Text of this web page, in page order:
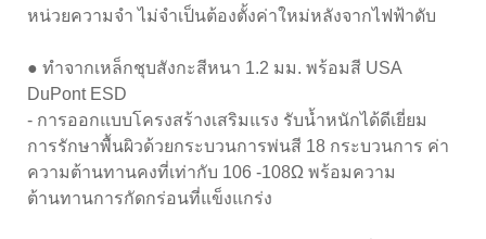
หน่วยความจำ ไม่จำเป็นต้องตั้งค่าใหม่หลังจากไฟฟ้าดับ
● ทำจากเหล็กชุบสังกะสีหนา 1.2 มม. พร้อมสี USA
DuPont ESD
- การออกแบบโครงสร้างเสริมแรง รับน้ำหนักได้ดีเยี่ยม
การรักษาพื้นผิวด้วยกระบวนการพ่นสี 18 กระบวนการ ค่า
ความต้านทานคงที่เท่ากับ 106 -108Ω พร้อมความ
ต้านทานการกัดกร่อนที่แข็งแกร่ง